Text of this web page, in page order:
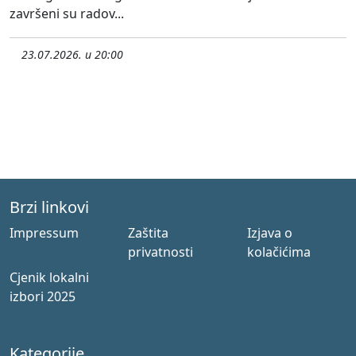
završeni su radov...
23.07.2026. u 20:00
Brzi linkovi
Impressum
Zaštita
privatnosti
Izjava o
kolačićima
Cjenik lokalni
izbori 2025